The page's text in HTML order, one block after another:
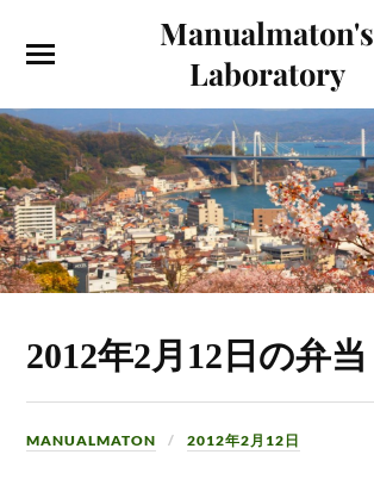
Manualmaton's
Laboratory
2012年2月12日の弁当
MANUALMATON 2012年2月12日